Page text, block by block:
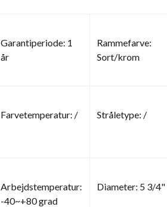
Garantiperiode: 1
år
Rammefarve:
Sort/krom
Farvetemperatur: / Stråletype: /
Arbejdstemperatur:
-40~+80 grad
Diameter: 5 3/4"